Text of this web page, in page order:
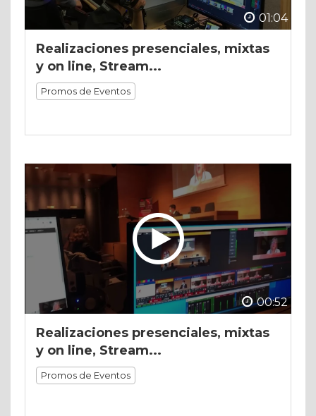
01:04
Realizaciones presenciales, mixtas
y on line, Stream...
Promos de Eventos
00:52
Realizaciones presenciales, mixtas
y on line, Stream...
Promos de Eventos